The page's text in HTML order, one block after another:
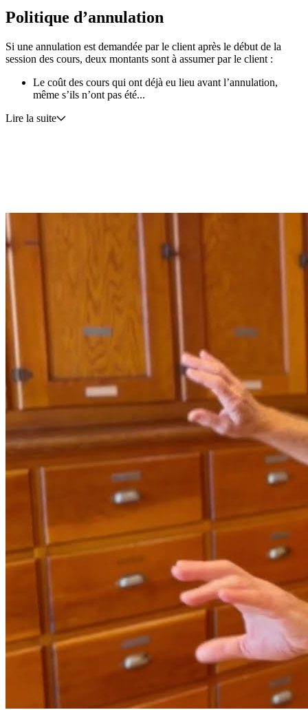
Politique d’annulation
Si une annulation est demandée par le client après le début de la
session des cours, deux montants sont à assumer par le client :
Le coût des cours qui ont déjà eu lieu avant l’annulation,
même s’ils n’ont pas été...
Lire la suite